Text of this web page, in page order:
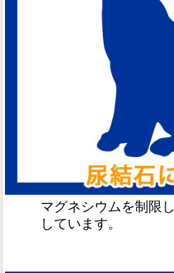
マグネシウムを制限
しています。